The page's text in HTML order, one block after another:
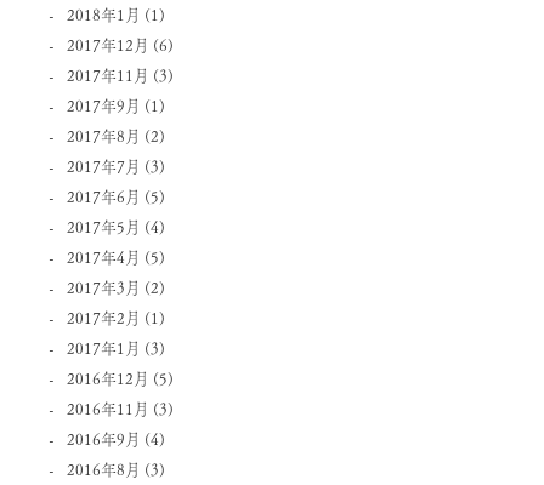
2018年1月 (1)
2017年12月 (6)
2017年11月 (3)
2017年9月 (1)
2017年8月 (2)
2017年7月 (3)
2017年6月 (5)
2017年5月 (4)
2017年4月 (5)
2017年3月 (2)
2017年2月 (1)
2017年1月 (3)
2016年12月 (5)
2016年11月 (3)
2016年9月 (4)
2016年8月 (3)